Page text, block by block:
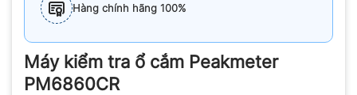
Hàng chính hãng 100%
Máy kiểm tra ổ cắm Peakmeter
PM6860CR